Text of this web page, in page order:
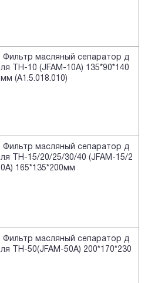
Фильтр масляный сепаратор д
ля TH-10 (JFAM-10A) 135*90*140
мм (A1.5.018.010)
Фильтр масляный сепаратор д
ля TH-15/20/25/30/40 (JFAM-15/2
0A) 165*135*200мм
Фильтр масляный сепаратор д
ля TH-50(JFAM-50A) 200*170*230